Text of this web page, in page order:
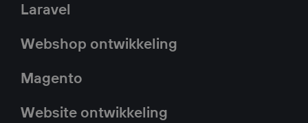
Laravel
Webshop ontwikkeling
Magento
Website ontwikkeling